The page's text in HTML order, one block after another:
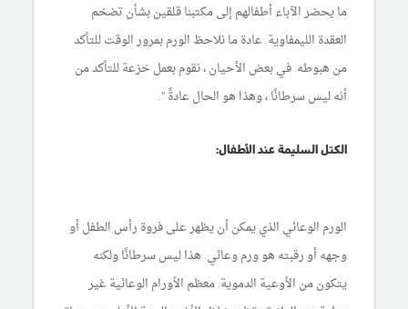
ما يحضر الآباء أطفالهم إلى مكتبنا قلقين بشأن تضخم
العقدة الليمفاوية. عادة ما نلاحظ الورم بمرور الوقت للتأكد
من هبوطه. في بعض الأحيان ، نقوم بعمل خزعة للتأكد من
أنه ليس سرطانًا ، وهذا هو الحال عادةً ".
الكتل السليمة عند الأطفال:
الورم الوعائي الذي يمكن أن يظهر على فروة رأس الطفل أو
وجهه أو رقبته هو ورم وعائي. هذا ليس سرطانًا ولكنه
يتكون من الأوعية الدموية. معظم الأورام الوعائية غير